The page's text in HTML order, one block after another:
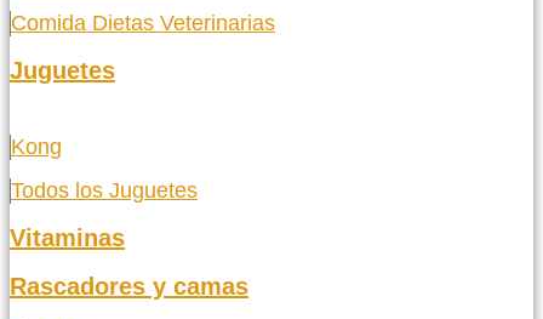
Comida Dietas Veterinarias
Juguetes
Kong
Todos los Juguetes
Vitaminas
Rascadores y camas